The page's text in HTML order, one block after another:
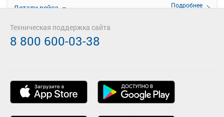
Детали рейса
Подробнее
Техническая поддержка сайта
8 800 600-03-38